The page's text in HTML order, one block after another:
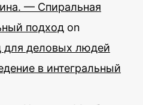
— Спиральная
подход on
для деловых людей
в интегральный